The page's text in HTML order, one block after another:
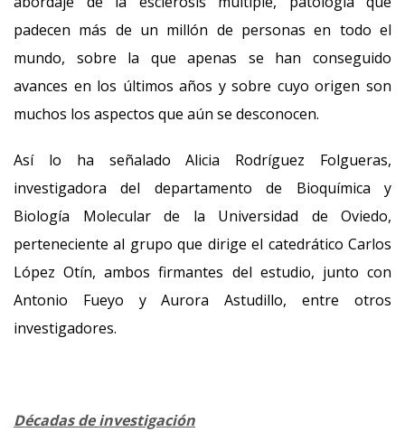
padecen más de un millón de personas en todo el
mundo, sobre la que apenas se han conseguido
avances en los últimos años y sobre cuyo origen son
muchos los aspectos que aún se desconocen.
Así lo ha señalado Alicia Rodríguez Folgueras,
investigadora del departamento de Bioquímica y
Biología Molecular de la Universidad de Oviedo,
perteneciente al grupo que dirige el catedrático Carlos
López Otín, ambos firmantes del estudio, junto con
Antonio Fueyo y Aurora Astudillo, entre otros
investigadores.
Décadas de investigación